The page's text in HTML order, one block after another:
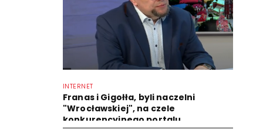
INTERNET
Franas i Gigołła, byli naczelni
"Wrocławskiej", na czele
konkurencyjnego portalu